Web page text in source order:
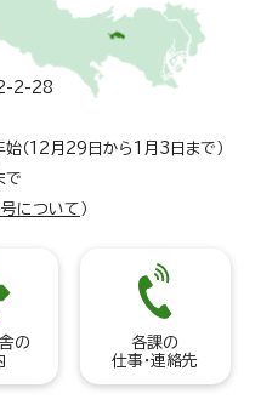
2-28
始（12月29日から1月3日まで）
で
について ）
の
各課の
仕事・連絡先